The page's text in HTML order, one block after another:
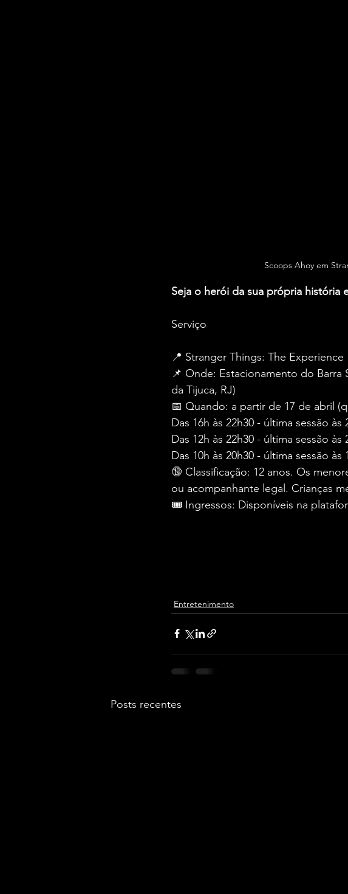
Scoops Ahoy em
Seja o herói da sua própria história
Serviço
📍 Stranger Things: The Experience
📌 Onde: Estacionamento do Barra
da Tijuca, RJ)
📅 Quando: a partir de 17 de abril
Das 16h às 22h30 - última sessão
Das 12h às 22h30 - última sessão
Das 10h às 20h30 - última sessão às
🔞 Classificação: 12 anos. Os
ou acompanhante legal. Crianças
🎟️ Ingressos: Disponíveis na
Entretenimento
Posts recentes